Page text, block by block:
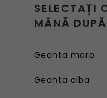
SELECTAȚI
MÂNĂ
Geanta maro
Geanta alba